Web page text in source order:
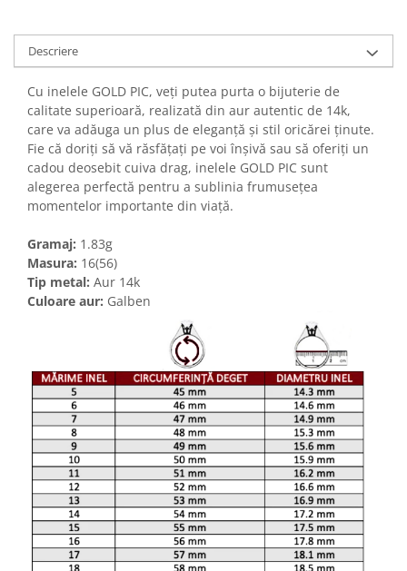
Descriere
Cu inelele GOLD PIC, veți putea purta o bijuterie de
calitate superioară, realizată din aur autentic de 14k,
care va adăuga un plus de eleganță și stil oricărei ținute.
Fie că doriți să vă răsfățați pe voi înșivă sau să oferiți un
cadou deosebit cuiva drag, inelele GOLD PIC sunt
alegerea perfectă pentru a sublinia frumusețea
momentelor importante din viață.
Gramaj: 1.83g
Masura: 16(56)
Tip metal: Aur 14k
Culoare aur: Galben